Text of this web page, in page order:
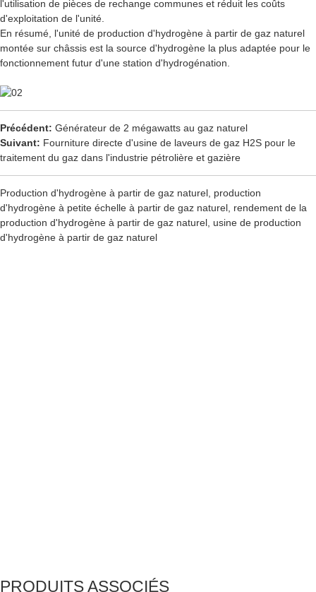
l'utilisation de pièces de rechange communes et réduit les coûts
d'exploitation de l'unité.
En résumé, l'unité de production d'hydrogène à partir de gaz naturel
montée sur châssis est la source d'hydrogène la plus adaptée pour le
fonctionnement futur d'une station d'hydrogénation.
Précédent: Générateur de 2 mégawatts au gaz naturel
Suivant: Fourniture directe d'usine de laveurs de gaz H2S pour le
traitement du gaz dans l'industrie pétrolière et gazière
Production d'hydrogène à partir de gaz naturel, production
d'hydrogène à petite échelle à partir de gaz naturel, rendement de la
production d'hydrogène à partir de gaz naturel, usine de production
d'hydrogène à partir de gaz naturel
PRODUITS ASSOCIÉS